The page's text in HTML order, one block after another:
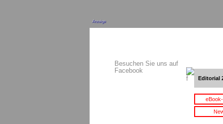
Anzeige
Besuchen Sie uns auf
Facebook
Editorial